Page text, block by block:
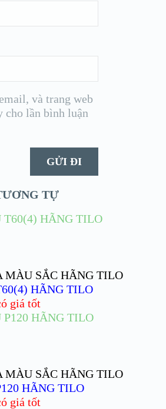
và trang web
cho lần bình luận
TỰ
MÀU SẮC HÃNG TILO
HÃNG TILO
giá tốt
MÀU SẮC HÃNG TILO
HÃNG TILO
giá tốt